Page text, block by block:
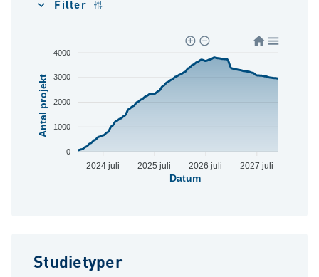
Filter
4000
3000
2000
1000
0
Antal projekt
2024 juli 2025 juli 2026 juli 2027 juli
Datum
Studietyper